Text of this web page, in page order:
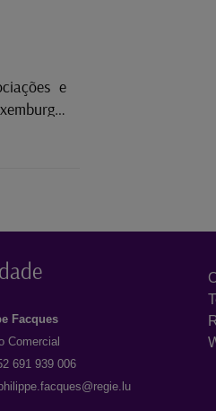
e
Facques
Comercial
691 939 006